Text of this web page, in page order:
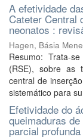
A efetividade
Cateter Central
neonatos :
Hagen, Básia
Resumo: Trata-
(RSE), sobre as
central de
sistemático para
Efetividade do
queimaduras
parcial